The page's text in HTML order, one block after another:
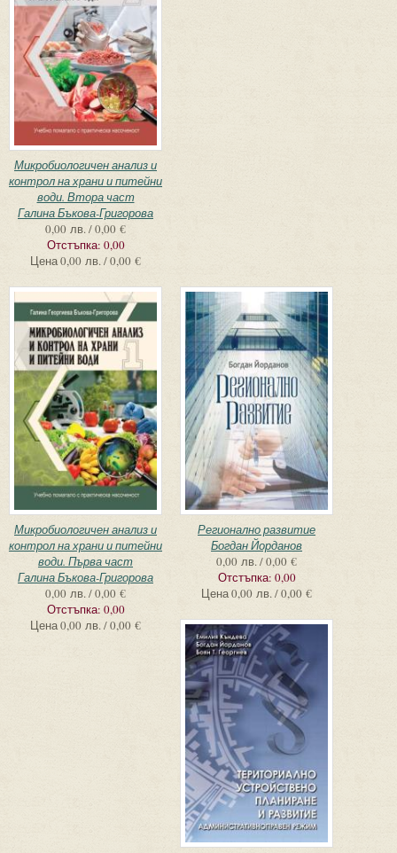
Микробиологичен анализ и
контрол на храни и питейни
води. Втора част
Галина Бъкова-Григорова
0,00 лв. / 0,00 €
Отстъпка: 0,00
Цена0,00 лв. / 0,00 €
Микробиологичен анализ и
контрол на храни и питейни
води. Първа част
Галина Бъкова-Григорова
0,00 лв. / 0,00 €
Отстъпка: 0,00
Цена0,00 лв. / 0,00 €
Регионално развитие
Богдан Йорданов
0,00 лв. / 0,00 €
Отстъпка: 0,00
Цена0,00 лв. / 0,00 €